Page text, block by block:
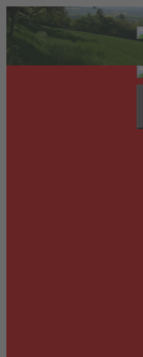
Zum
Inhalt